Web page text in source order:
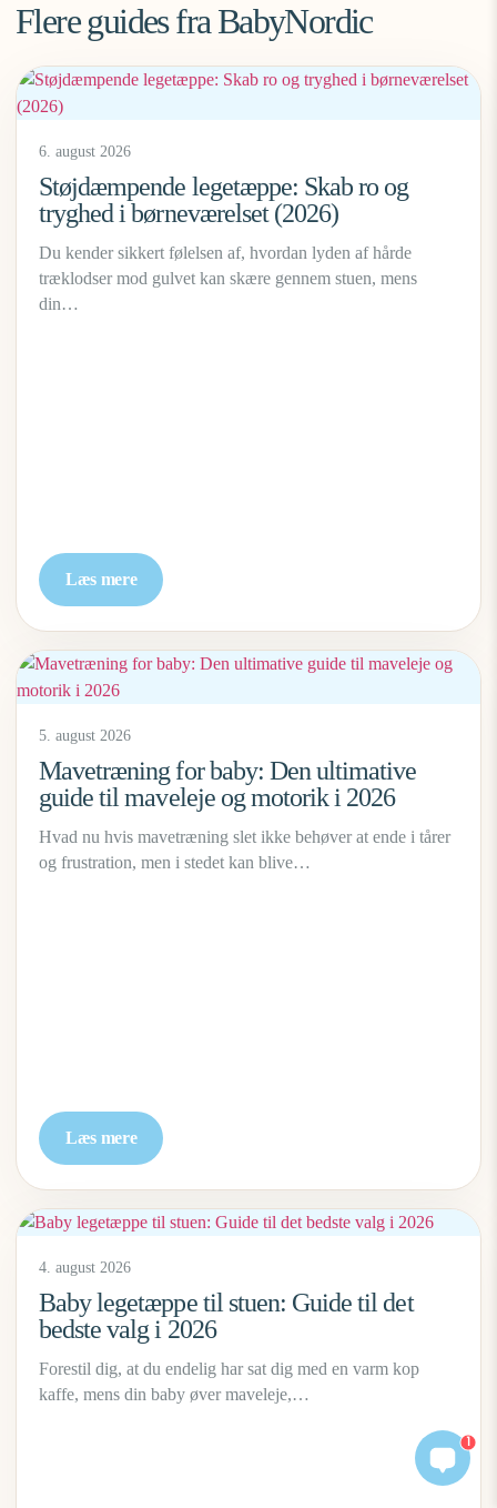
Flere guides fra BabyNordic
6. august 2026
Støjdæmpende legetæppe: Skab ro og
tryghed i børneværelset (2026)
Du kender sikkert følelsen af, hvordan lyden af hårde
træklodser mod gulvet kan skære gennem stuen, mens
din…
Læs mere
5. august 2026
Mavetræning for baby: Den ultimative
guide til maveleje og motorik i 2026
Hvad nu hvis mavetræning slet ikke behøver at ende i tårer
og frustration, men i stedet kan blive…
Læs mere
4. august 2026
Baby legetæppe til stuen: Guide til det
bedste valg i 2026
Forestil dig, at du endelig har sat dig med en varm kop
kaffe, mens din baby øver maveleje,…
1